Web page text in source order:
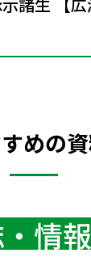
諸生 【
めの
情